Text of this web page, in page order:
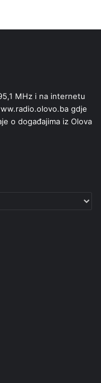
MHz i na internetu
gdje
o događajima iz Olova